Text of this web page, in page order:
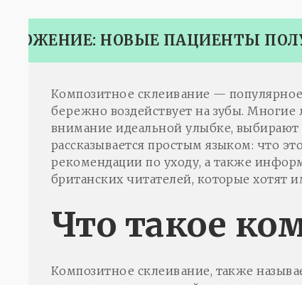
НОВЫЕ ПАЦИЕНТЫ
Композитное склеивание —
бережно воздействует на зубы.
внимание идеальной улыбке,
рассказывается простым языком: что
рекомендации по уходу, а также
британских читателей, которые хотят
Что такое
Композитное склеивание, также